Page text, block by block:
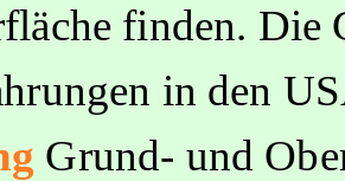
finden. Die
in den
Grund- und